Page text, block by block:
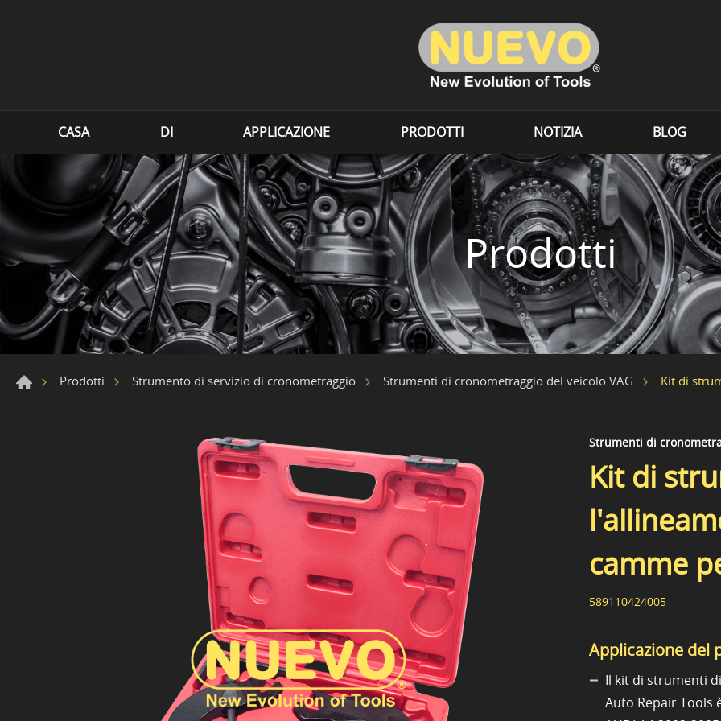
CASA DI APPLICAZIONE PRODOTTI NOTIZIA BLOG
Prodotti
Prodotti Strumento di servizio di cronometraggio Strumenti di cronometraggio del veicolo VAG Kit di
Strumenti di
Kit di
camme
589110424005
Applicazione del
Il kit di strumenti
Auto Repair